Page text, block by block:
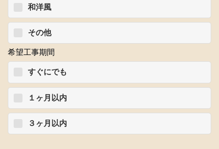
和洋風
その他
希望工事期間
すぐにでも
１ヶ月以内
３ヶ月以内